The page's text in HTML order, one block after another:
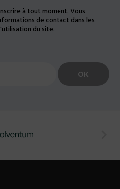
à tout moment. Vous
de contact dans les
du site.